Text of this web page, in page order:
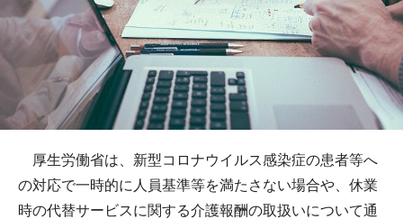
厚生労働省は、新型コロナウイルス感染症の患者等へ
の対応で一時的に人員基準等を満たさない場合や、休業
時の代替サービスに関する介護報酬の取扱いについて通